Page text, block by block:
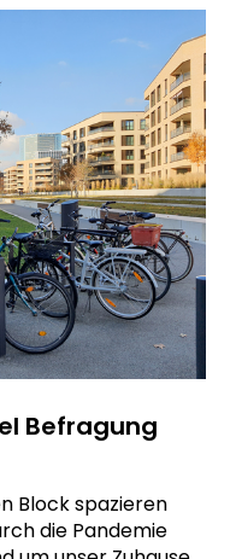
Befragung
Block spazieren
die Pandemie